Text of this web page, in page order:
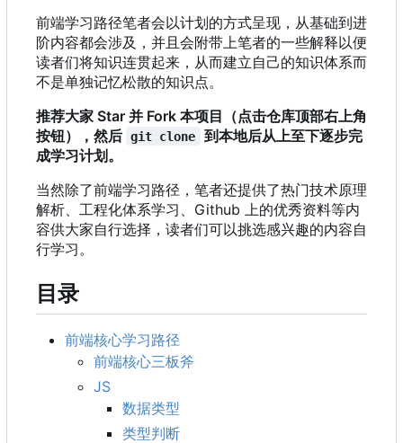
前端学习路径笔者会以计划的方式呈现，从基础到进
阶内容都会涉及，并且会附带上笔者的一些解释以便
读者们将知识连贯起来，从而建立自己的知识体系而
不是单独记忆松散的知识点。
推荐大家 Star 并 Fork 本项目（点击仓库顶部右上角
按钮），然后 git clone
到本地后从上至下逐步完
成学习计划。
当然除了前端学习路径 ， 笔者还提供了热门技术原理
解析、工程化体系学习、Github 上的优秀资料等内
容供大家自行选择，读者们可以挑选感兴趣的内容自
行学习。
目录
前端核心学习路径
前端核心三板斧
JS
数据类型
类型判断